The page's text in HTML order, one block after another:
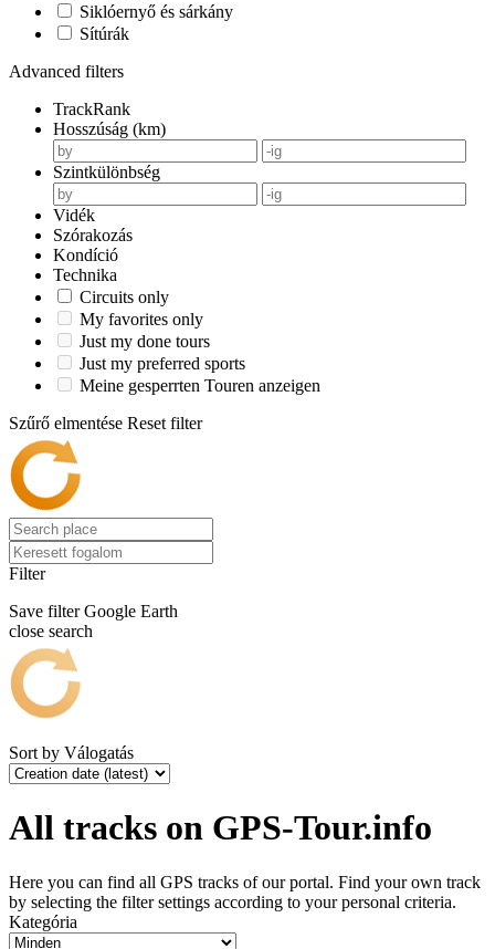
Siklóernyő és sárkány
Sítúrák
Advanced filters
TrackRank
Hosszúság (km)
Szintkülönbség
Vidék
Szórakozás
Kondíció
Technika
Circuits only
My favorites only
Just my done tours
Just my preferred sports
Meine gesperrten Touren anzeigen
Szűrő elmentése Reset filter
Filter
Save filter Google Earth
close search
Sort by Válogatás
All tracks on GPS-Tour.info
Here you can find all GPS tracks of our portal. Find your own track
by selecting the filter settings according to your personal criteria.
Kategória